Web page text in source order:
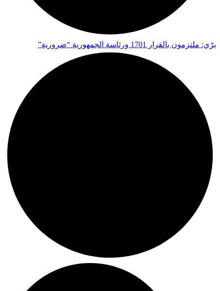
برّي: ملتزمون بالقرار 1701 ورئاسة الجمهورية “ضرورية”